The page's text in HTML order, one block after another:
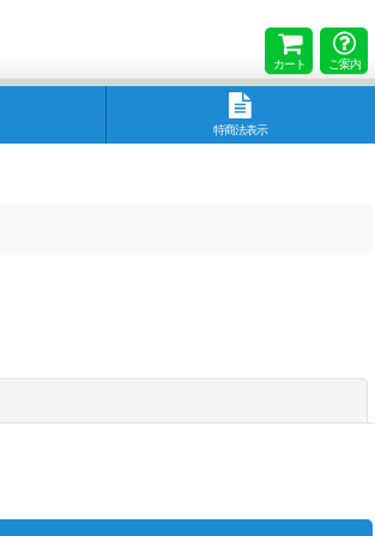
カート ご案内
特商法表示